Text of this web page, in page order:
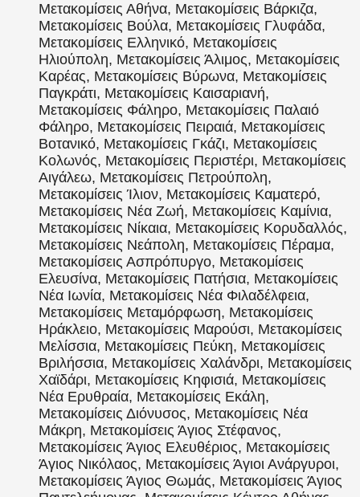
Μετακομίσεις Αθήνα, Μετακομίσεις Βάρκιζα,
Μετακομίσεις Βούλα, Μετακομίσεις Γλυφάδα,
Μετακομίσεις Ελληνικό, Μετακομίσεις
Ηλιούπολη, Μετακομίσεις Άλιμος, Μετακομίσεις
Καρέας, Μετακομίσεις Βύρωνα, Μετακομίσεις
Παγκράτι, Μετακομίσεις Καισαριανή,
Μετακομίσεις Φάληρο, Μετακομίσεις Παλαιό
Φάληρο, Μετακομίσεις Πειραιά, Μετακομίσεις
Βοτανικό, Μετακομίσεις Γκάζι, Μετακομίσεις
Κολωνός, Μετακομίσεις Περιστέρι, Μετακομίσεις
Αιγάλεω, Μετακομίσεις Πετρούπολη,
Μετακομίσεις Ίλιον, Μετακομίσεις Καματερό,
Μετακομίσεις Νέα Ζωή, Μετακομίσεις Καμίνια,
Μετακομίσεις Νίκαια, Μετακομίσεις Κορυδαλλός,
Μετακομίσεις Νεάπολη, Μετακομίσεις Πέραμα,
Μετακομίσεις Ασπρόπυργο, Μετακομίσεις
Ελευσίνα, Μετακομίσεις Πατήσια, Μετακομίσεις
Νέα Ιωνία, Μετακομίσεις Νέα Φιλαδέλφεια,
Μετακομίσεις Μεταμόρφωση, Μετακομίσεις
Ηράκλειο, Μετακομίσεις Μαρούσι, Μετακομίσεις
Μελίσσια, Μετακομίσεις Πεύκη, Μετακομίσεις
Βριλήσσια, Μετακομίσεις Χαλάνδρι, Μετακομίσεις
Χαϊδάρι, Μετακομίσεις Κηφισιά, Μετακομίσεις
Νέα Ερυθραία, Μετακομίσεις Εκάλη,
Μετακομίσεις Διόνυσος, Μετακομίσεις Νέα
Μάκρη, Μετακομίσεις Άγιος Στέφανος,
Μετακομίσεις Άγιος Ελευθέριος, Μετακομίσεις
Άγιος Νικόλαος, Μετακομίσεις Άγιοι Ανάργυροι,
Μετακομίσεις Άγιος Θωμάς, Μετακομίσεις Άγιος